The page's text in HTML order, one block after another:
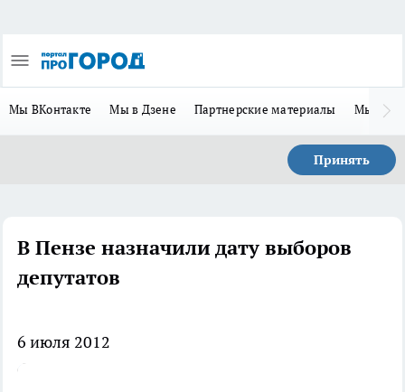
Мы ВКонтакте Мы в Дзене Партнерские материалы Мы в
Принять
В Пензе назначили дату выборов
депутатов
6 июля 2012